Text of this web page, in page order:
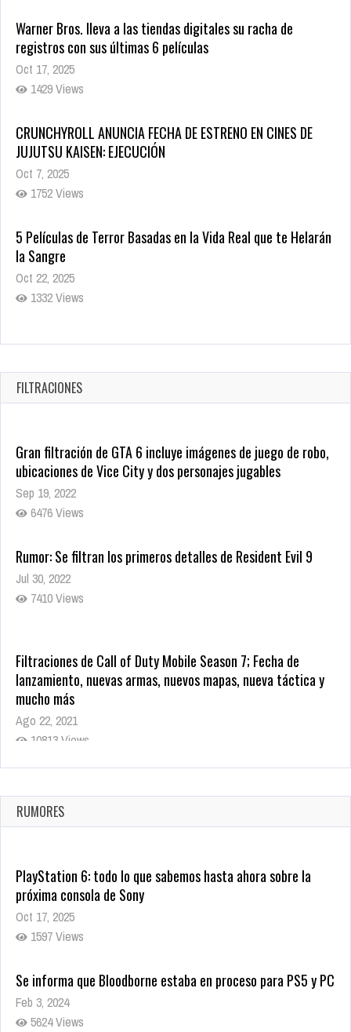
Warner Bros. lleva a las tiendas digitales su racha de
registros con sus últimas 6 películas
Oct 17, 2025
1429 Views
CRUNCHYROLL ANUNCIA FECHA DE ESTRENO EN CINES DE
JUJUTSU KAISEN: EJECUCIÓN
Oct 7, 2025
1752 Views
5 Películas de Terror Basadas en la Vida Real que te Helarán
la Sangre
Oct 22, 2025
1332 Views
Revive el terror: El conjuro 4: Últimos ritos ya está disponible
Oct 20, 2025
1373 Views
FILTRACIONES
Gran filtración de GTA 6 incluye imágenes de juego de robo,
ubicaciones de Vice City y dos personajes jugables
Sep 19, 2022
6476 Views
Rumor: Se filtran los primeros detalles de Resident Evil 9
Jul 30, 2022
7410 Views
Filtraciones de Call of Duty Mobile Season 7; Fecha de
lanzamiento, nuevas armas, nuevos mapas, nueva táctica y
mucho más
Ago 22, 2021
10813 Views
La configuración de Call of Duty 2021 aparentemente ya fue
Ago 8, 2021
9995 Views
RUMORES
PlayStation 6: todo lo que sabemos hasta ahora sobre la
próxima consola de Sony
Oct 17, 2025
1597 Views
Se informa que Bloodborne estaba en proceso para PS5 y PC
Feb 3, 2024
5624 Views